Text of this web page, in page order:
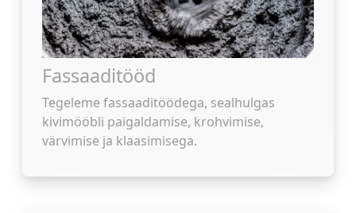
Fassaaditööd
Tegeleme fassaaditöödega, sealhulgas
kivimööbli paigaldamise, krohvimise,
värvimise ja klaasimisega.